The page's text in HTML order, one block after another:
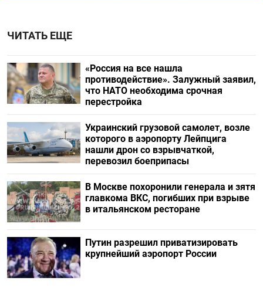
ЧИТАТЬ ЕЩЕ
«Россия на все нашла
противодействие». Залужный заявил,
что НАТО необходима срочная
перестройка
Украинский грузовой самолет, возле
которого в аэропорту Лейпцига
нашли дрон со взрывчаткой,
перевозил боеприпасы
В Москве похоронили генерала и зятя
главкома ВКС, погибших при взрыве
в итальянском ресторане
Путин разрешил приватизировать
крупнейший аэропорт России